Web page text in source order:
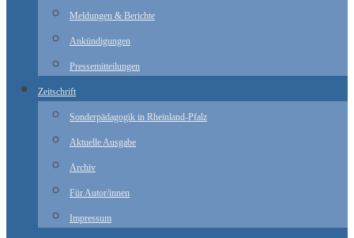
Meldungen & Berichte
Ankündigungen
Pressemitteilungen
Zeitschrift
Sonderpädagogik in Rheinland-Pfalz
Aktuelle Ausgabe
Archiv
Für Autor/innen
Impressum